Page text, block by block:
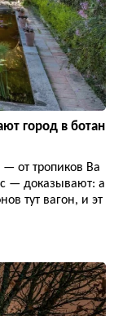
город в ботан
от тропиков Ва
— доказывают: а
тут вагон, и эт